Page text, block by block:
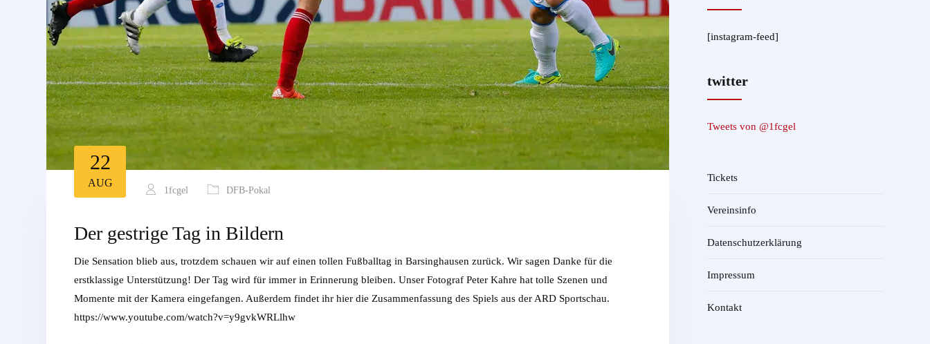
22
AUG
1fcgel DFB-Pokal
Der gestrige Tag in Bildern
Die Sensation blieb aus, trotzdem schauen wir auf einen tollen Fußballtag in Barsinghausen zurück. Wir sagen Danke für die
erstklassige Unterstützung! Der Tag wird für immer in Erinnerung bleiben. Unser Fotograf Peter Kahre hat tolle Szenen und
Momente mit der Kamera eingefangen. Außerdem findet ihr hier die Zusammenfassung des Spiels aus der ARD Sportschau.
https://www.youtube.com/watch?v=y9gvkWRLlhw
[instagram-feed]
twitter
Tweets von @1fcgel
Tickets
Vereinsinfo
Datenschutzerklärung
Impressum
Kontakt